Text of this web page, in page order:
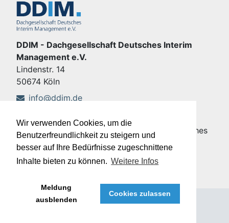
Wir verwenden Cookies, um die
Benutzerfreundlichkeit zu steigern und
besser auf Ihre Bedürfnisse zugeschnittene
Inhalte bieten zu können. Weitere Infos
Meldung
ausblenden
Cookies zulassen
DDIM - Dachgesellschaft Deutsches Interim
Management e.V.
Lindenstr. 14
50674 Köln
info@ddim.de
Copyright © DDIM - Dachgesellschaft Deutsches
Interim Management e.V.
Impressum|Datenschutz
Meffert job eXchange